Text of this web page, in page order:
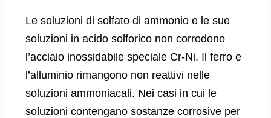
Le soluzioni di solfato di ammonio e le sue
soluzioni in acido solforico non corrodono
l’acciaio inossidabile speciale Cr-Ni. Il ferro e
l’alluminio rimangono non reattivi nelle
soluzioni ammoniacali. Nei casi in cui le
soluzioni contengano sostanze corrosive per